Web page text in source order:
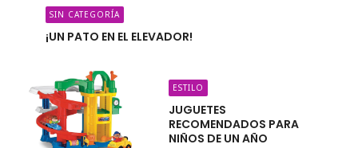
SIN CATEGORÍA
¡UN PATO EN EL ELEVADOR!
ESTILO
JUGUETES
RECOMENDADOS PARA
NIÑOS DE UN AÑO